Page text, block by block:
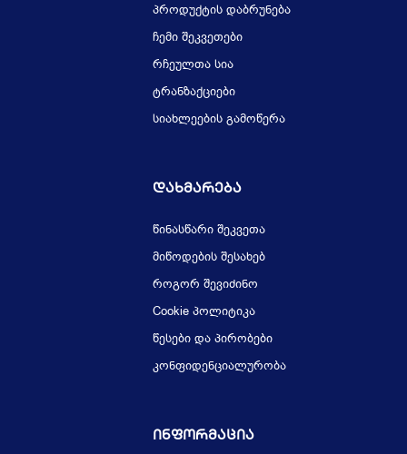
პროდუქტის დაბრუნება
ჩემი შეკვეთები
რჩეულთა სია
ტრანზაქციები
სიახლეების გამოწერა
Დახმარება
წინასწარი შეკვეთა
მიწოდების შესახებ
როგორ შევიძინო
Cookie პოლიტიკა
წესები და პირობები
კონფიდენციალურობა
Ინფორმაცია